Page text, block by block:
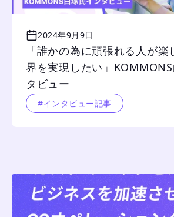
2024年9月9日
「誰かの為に頑張れる人が
界を実現したい」
タビュー
#インタビュー記事